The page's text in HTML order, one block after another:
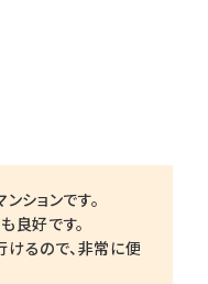
ションです。
良好です。
るので、非常に便